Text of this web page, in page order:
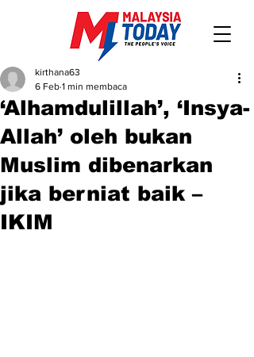
‘Alhamdulillah’, ‘Insya-
Allah’ oleh bukan
Muslim dibenarkan
jika berniat baik –
IKIM
kirthana63
6 Feb 1 min membaca